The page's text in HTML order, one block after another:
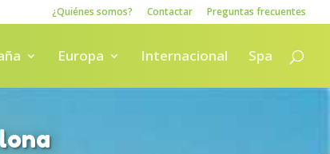
¿Quiénes somos? Contactar Preguntas frecuentes
Europa Internacional Spa